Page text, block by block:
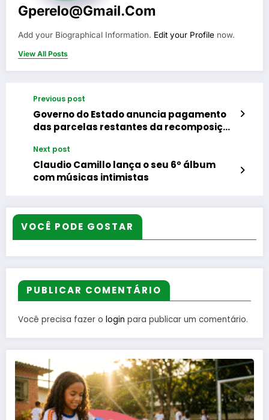
Gperelo@gmail.com
Add your Biographical Information. Edit your Profile now.
View All Posts
Previous post
Governo do Estado anuncia pagamento
das parcelas restantes da recomposição
aposentados e pensionistas
Next post
Claudio Camillo lança o seu 6º álbum
com músicas intimistas
VOCÊ PODE GOSTAR
PUBLICAR COMENTÁRIO
Você precisa fazer o login para publicar um comentário.